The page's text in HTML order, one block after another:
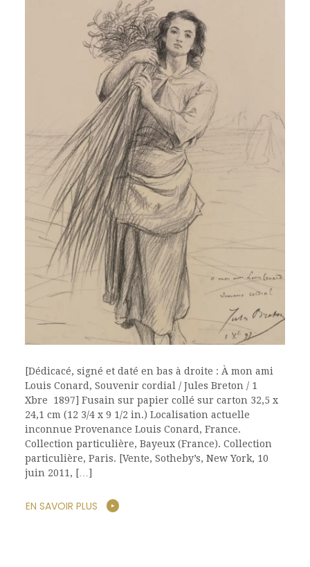
[Dédicacé, signé et daté en bas à droite : À mon ami
Louis Conard, Souvenir cordial / Jules Breton / 1
Xbre 1897] Fusain sur papier collé sur carton 32,5 x
24,1 cm (12 3/4 x 9 1/2 in.) Localisation actuelle
inconnue Provenance Louis Conard, France.
Collection particulière, Bayeux (France). Collection
particulière, Paris. [Vente, Sotheby’s, New York, 10
juin 2011, […]
EN SAVOIR PLUS